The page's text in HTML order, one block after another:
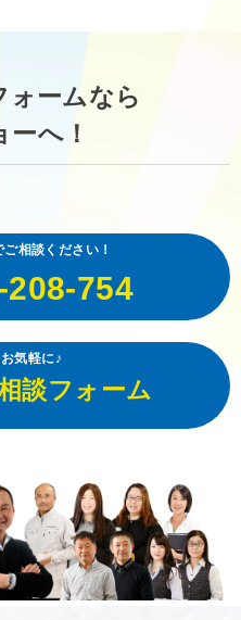
ォームなら
へ！
相談ください！
754
気軽に♪
談フォーム